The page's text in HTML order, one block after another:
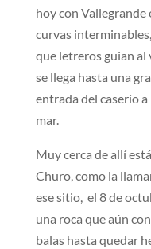
hoy con Vallegrande
curvas
que letreros guian al
se llega hasta una
entrada del caserío
mar.
Muy cerca de allí
Churo, como la
ese sitio, el 8 de
una roca que aún
balas hasta quedar